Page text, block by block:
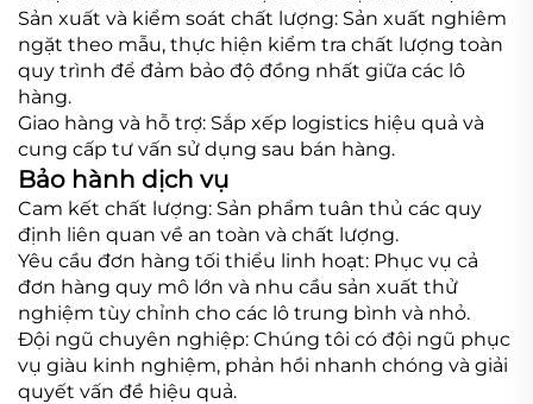
Sản xuất và kiểm soát chất lượng: Sản xuất nghiêm
ngặt theo mẫu, thực hiện kiểm tra chất lượng toàn
quy trình để đảm bảo độ đồng nhất giữa các lô
hàng.
Giao hàng và hỗ trợ: Sắp xếp logistics hiệu quả và
cung cấp tư vấn sử dụng sau bán hàng.
Bảo hành dịch vụ
Cam kết chất lượng: Sản phẩm tuân thủ các quy
định liên quan về an toàn và chất lượng.
Yêu cầu đơn hàng tối thiểu linh hoạt: Phục vụ cả
đơn hàng quy mô lớn và nhu cầu sản xuất thử
nghiệm tùy chỉnh cho các lô trung bình và nhỏ.
Đội ngũ chuyên nghiệp: Chúng tôi có đội ngũ phục
vụ giàu kinh nghiệm, phản hồi nhanh chóng và giải
quyết vấn đề hiệu quả.